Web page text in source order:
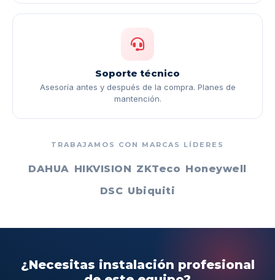
Soporte técnico
Asesoría antes y después de la compra. Planes de
mantención.
TRABAJAMOS CON MARCAS LÍDERES
DAHUA HIKVISION ZKTeco Honeywell
DSC Ubiquiti
¿Necesitas instalación profesional